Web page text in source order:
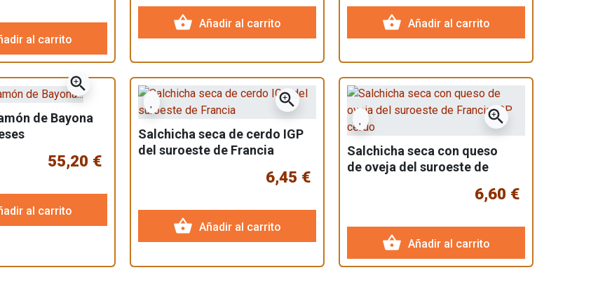
al carrito
shopping_basket Añadir al carrito shopping_basket Añadir al carrito
zoom_in
de Bayona
55,20 €
al carrito
zoom_in
Salchicha seca de cerdo IGP
del suroeste de Francia
6,45 €
shopping_basket Añadir al carrito
zoom_in
Salchicha seca con queso
de oveja del suroeste de
6,60 €
shopping_basket Añadir al carrito